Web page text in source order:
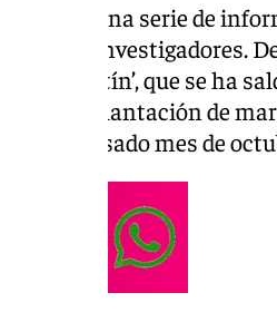
tras una serie de
de los investigadores.
‘Balatín’, que se ha
la gran plantación de
el pasado mes de